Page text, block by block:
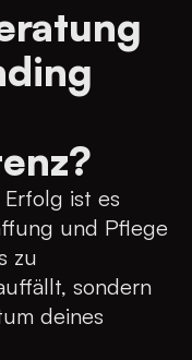
ist es
und Pflege
zu
sondern
deines